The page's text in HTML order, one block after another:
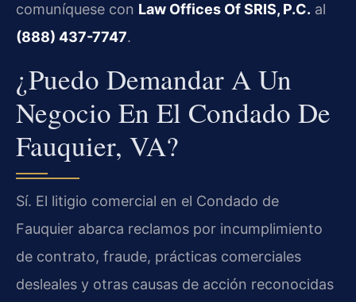
comuníquese con Law Offices Of SRIS, P.C. al
(888) 437-7747.
¿Puedo Demandar A Un
Negocio En El Condado De
Fauquier, VA?
Sí. El litigio comercial en el Condado de
Fauquier abarca reclamos por incumplimiento
de contrato, fraude, prácticas comerciales
desleales y otras causas de acción reconocidas